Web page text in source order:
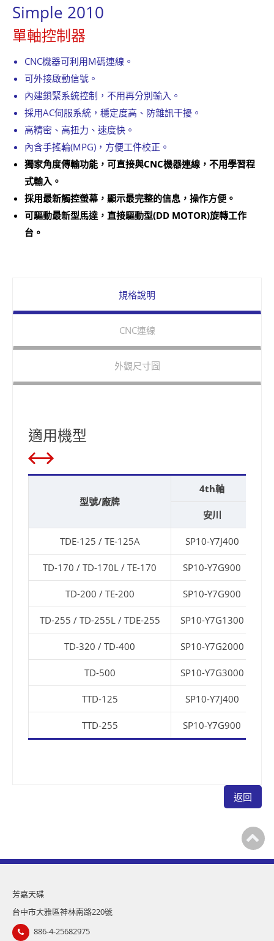
Simple 2010
單軸控制器
CNC機器可利用M碼連線。
可外接啟動信號。
內建鎖緊系統控制，不用再分別輸入。
採用AC伺服系統，穩定度高、防雜訊干擾。
高精密、高扭力、速度快。
內含手搖輪(MPG)，方便工件校正。
獨家角度傳輸功能，可直接與CNC機器連線，不用學習程
式輸入。
採用最新觸控螢幕，顯示最完整的信息，操作方便。
可驅動最新型馬達，直接驅動型(DD MOTOR)旋轉工作
台。
規格說明
CNC連線
外觀尺寸圖
適用機型
型號/廠牌
4th軸
安川
TDE-125 / TE-125A SP10-Y7J400
TD-170 / TD-170L / TE-170 SP10-Y7G900
TD-200 / TE-200 SP10-Y7G900
TD-255 / TD-255L / TDE-255 SP10-Y7G1300
TD-320 / TD-400 SP10-Y7G2000
TD-500 SP10-Y7G3000
TTD-125 SP10-Y7J400
TTD-255 SP10-Y7G900
返回
芳嘉天碟
台中市大雅區神林南路220號
886-4-25682975